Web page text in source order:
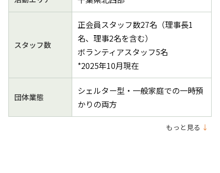
スタッフ数
正会員スタッフ数27名（理事長1
名、理事2名を含む）
ボランティアスタッフ5名
*2025年10月現在
団体業態
シェルター型・一般家庭での一時預
かりの両方
もっと見る ↓